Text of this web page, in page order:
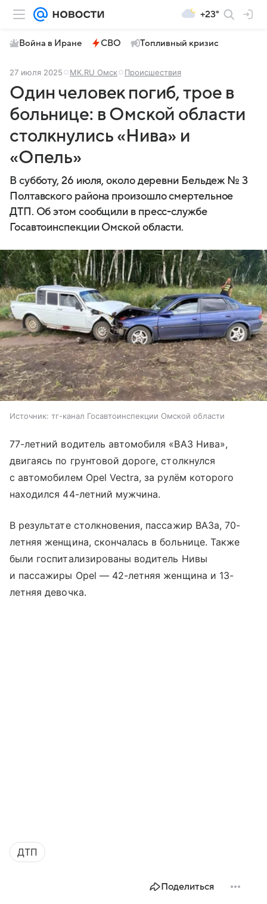
+23°
Война в Иране СВО Топливный кризис
27 июля 2025 МК.RU Омск Происшествия
Один человек погиб, трое в
больнице: в Омской области
столкнулись «Нива» и
«Опель»
В субботу, 26 июля, около деревни Бельдеж № 3
Полтавского района произошло смертельное
ДТП. Об этом сообщили в пресс-службе
Госавтоинспекции Омской области.
Источник: тг-канал Госавтоинспекции Омской области
77-летний водитель автомобиля «ВАЗ Нива»,
двигаясь по грунтовой дороге, столкнулся
с автомобилем Opel Vectra, за рулём которого
находился 44-летний мужчина.
В результате столкновения, пассажир ВАЗа, 70-
летняя женщина, скончалась в больнице. Также
были госпитализированы водитель Нивы
и пассажиры Opel — 42-летняя женщина и 13-
летняя девочка.
ДТП
Поделиться